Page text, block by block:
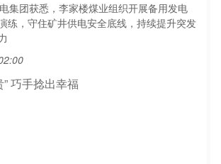
集团获悉，李家楼煤业组织开展备用发电
练，守住矿井供电安全底线，持续提升突发